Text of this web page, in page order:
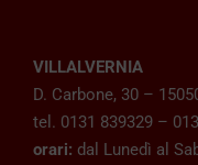
VILLALVERNIA
D. Carbone, 30 –
tel. 0131 839329 –
orari: dal Lunedì al